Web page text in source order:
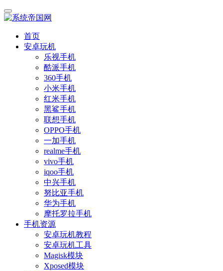
首页
安卓玩机
乐视手机
酷派手机
360手机
小米手机
红米手机
黑鲨手机
联想手机
OPPO手机
一加手机
realme手机
vivo手机
iqoo手机
中兴手机
努比亚手机
华为手机
摩托罗拉手机
手机资源
安卓玩机教程
安卓玩机工具
Magisk模块
Xposed模块